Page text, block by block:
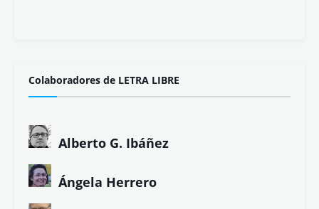
Colaboradores de LETRA LIBRE
Alberto G. Ibáñez
Ángela Herrero